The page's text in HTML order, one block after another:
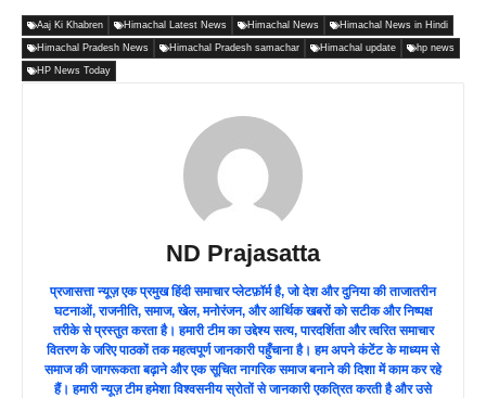
Aaj Ki Khabren Himachal Latest News Himachal News Himachal News in Hindi
Himachal Pradesh News Himachal Pradesh samachar Himachal update hp news
HP News Today
ND Prajasatta
प्रजासत्ता न्यूज़ एक प्रमुख हिंदी समाचार प्लेटफ़ॉर्म है, जो देश और दुनिया की ताजातरीन
घटनाओं, राजनीति, समाज, खेल, मनोरंजन, और आर्थिक खबरों को सटीक और निष्पक्ष
तरीके से प्रस्तुत करता है। हमारी टीम का उद्देश्य सत्य, पारदर्शिता और त्वरित समाचार
वितरण के जरिए पाठकों तक महत्वपूर्ण जानकारी पहुँचाना है। हम अपने कंटेंट के माध्यम से
समाज की जागरूकता बढ़ाने और एक सूचित नागरिक समाज बनाने की दिशा में काम कर रहे
हैं। हमारी न्यूज़ टीम हमेशा विश्वसनीय स्रोतों से जानकारी एकत्रित करती है और उसे